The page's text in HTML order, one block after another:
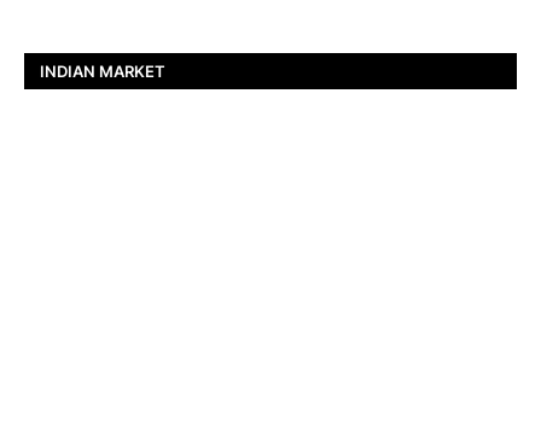
INDIAN MARKET